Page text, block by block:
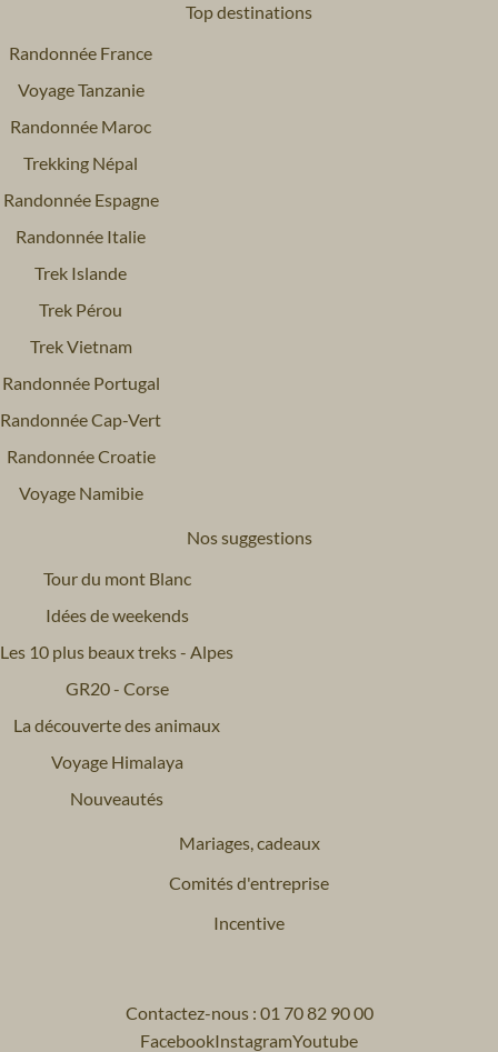
Top destinations
Randonnée France
Voyage Tanzanie
Randonnée Maroc
Trekking Népal
Randonnée Espagne
Randonnée Italie
Trek Islande
Trek Pérou
Trek Vietnam
Randonnée Portugal
Randonnée Cap-Vert
Randonnée Croatie
Voyage Namibie
Nos suggestions
Tour du mont Blanc
Idées de weekends
Les 10 plus beaux treks - Alpes
GR20 - Corse
La découverte des animaux
Voyage Himalaya
Nouveautés
Mariages, cadeaux
Comités d'entreprise
Incentive
Contactez-nous : 01 70 82 90 00
FacebookInstagramYoutube